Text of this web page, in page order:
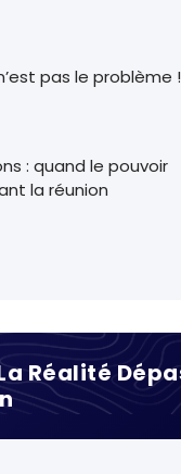
pas le problème !
: quand le pouvoir
la réunion
Réalité